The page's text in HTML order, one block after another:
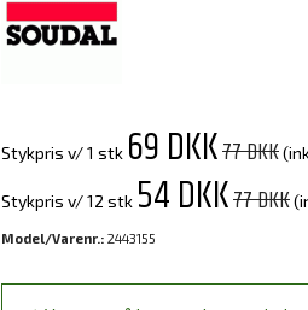
Stykpris v/ 1 stk 69 DKK77 DKK
Stykpris v/ 12 stk 54 DKK77 DKK
Model/Varenr.: 2443155